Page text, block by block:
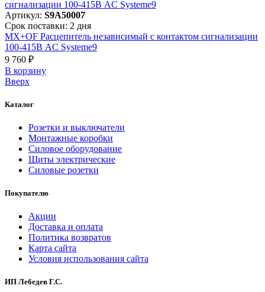
Артикул: S9A50007
Срок поставки: 2 дня
MX+OF Расцепитель независимый с контактом сигнализации
100-415В AC Systeme9
9 760 ₽
В корзинy
Вверх
Каталог
Розетки и выключатели
Монтажные коробки
Силовое оборудование
Щиты электрические
Силовые розетки
Покупателю
Акции
Доставка и оплата
Политика возвратов
Карта сайта
Условия использования сайта
ИП Лебедев Г.С.